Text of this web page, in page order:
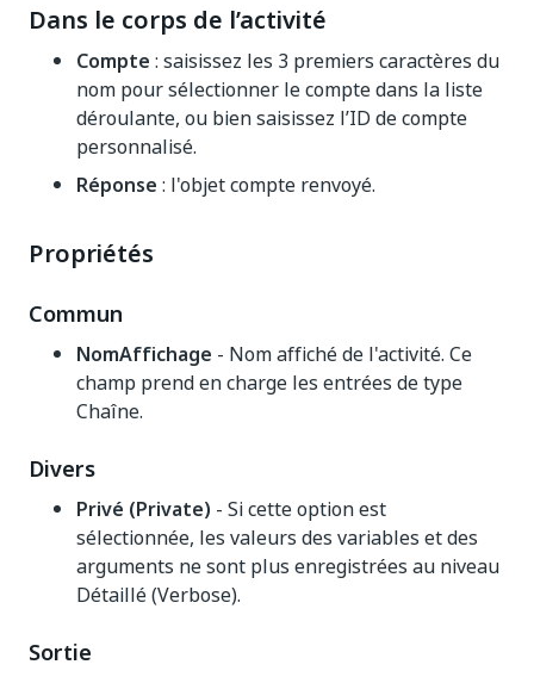
Dans le corps de l’activité
Compte : saisissez les 3 premiers caractères du
nom pour sélectionner le compte dans la liste
déroulante, ou bien saisissez l’ID de compte
personnalisé.
Réponse : l'objet compte renvoyé.
Propriétés
Commun
NomAffichage - Nom affiché de l'activité. Ce
champ prend en charge les entrées de type
Chaîne.
Divers
Privé (Private) - Si cette option est
sélectionnée, les valeurs des variables et des
arguments ne sont plus enregistrées au niveau
Détaillé (Verbose).
Sortie